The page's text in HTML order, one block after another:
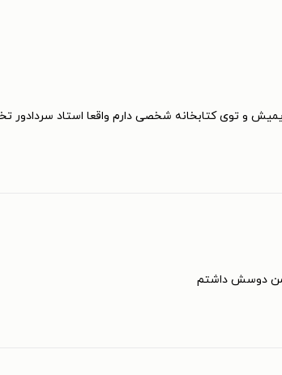
و توی کتابخانه شخصی دارم واقعا استاد سردادور
من دوسش داشتم